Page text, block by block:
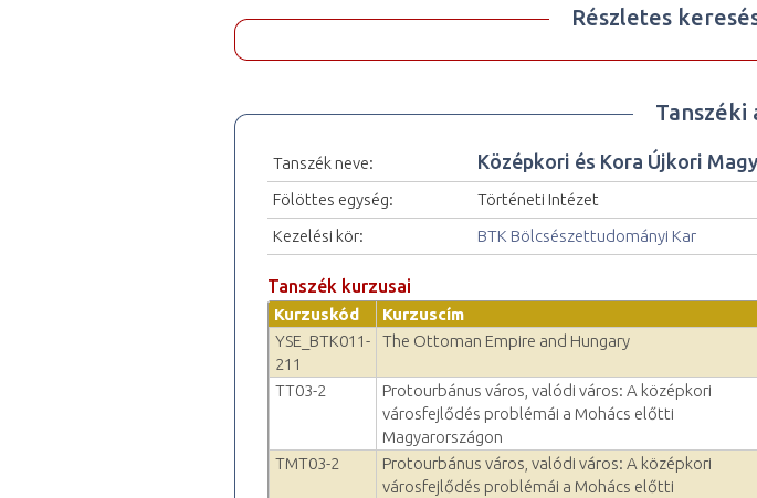
Részletes
Tanszéki
Tanszék neve: Középkori és Kora Újkori
Fölöttes egység:
Történeti Intézet
Kezelési kör:
BTK Bölcsészettudományi Kar
Tanszék kurzusai
Kurzuskód Kurzuscím
YSE_BTK011-
211
The Ottoman Empire and Hungary
TT03-2
Protourbánus város, valódi város: A középkori
városfejlődés problémái a Mohács előtti
Magyarországon
TMT03-2
Protourbánus város, valódi város: A középkori
városfejlődés problémái a Mohács előtti